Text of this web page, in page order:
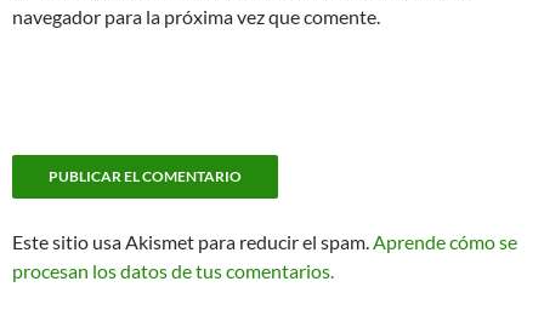
navegador para la próxima vez que comente.
Este sitio usa Akismet para reducir el spam. Aprende cómo se
procesan los datos de tus comentarios.